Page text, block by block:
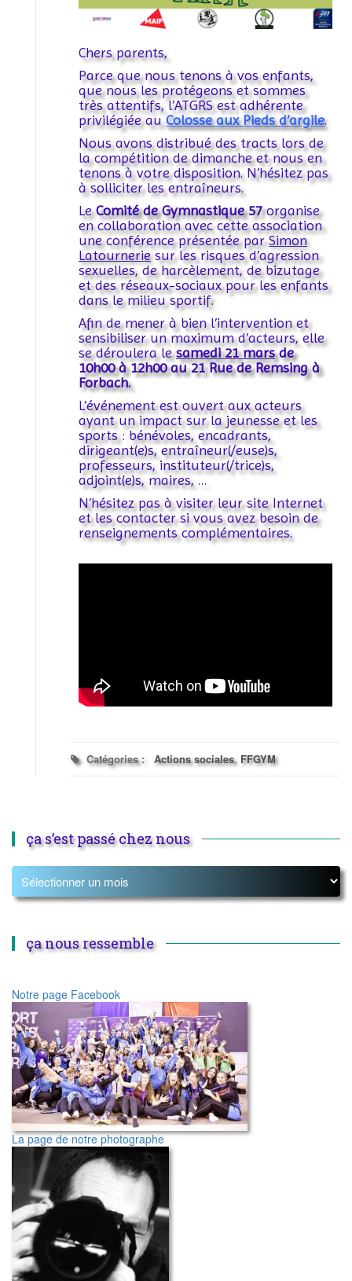
Chers parents,
Parce que nous tenons à vos enfants,
que nous les protégeons et sommes
très attentifs, l’ATGRS est adhérente
privilégiée auColosse aux Pieds d’argile.
Nous avons distribué des tracts lors de
la compétition de dimanche et nous en
tenons à votre disposition. N’hésitez pas
à solliciter les entraîneurs.
LeComité de Gymnastique 57organise
en collaboration avec cette association
une conférence présentée parSimon
Latourneriesur les risques d’agression
sexuelles, de harcèlement, de bizutage
et des réseaux-sociaux pour les enfants
dans le milieu sportif.
Afin de mener à bien l’intervention et
sensibiliser un maximum d’acteurs, elle
se déroulera lesamedi 21 marsde
10h00 à 12h00 au 21 Rue de Remsing à
Forbach.
L’événement est ouvert aux acteurs
ayant un impact sur la jeunesse et les
sports : bénévoles, encadrants,
dirigeant(e)s, entraîneur(/euse)s,
professeurs, instituteur(/trice)s,
adjoint(e)s, maires, …
N’hésitez pas à visiter leur site Internet
et les contacter si vous avez besoin de
renseignements complémentaires.
Catégories : Actions sociales, FFGYM
ça s’est passé chez nous
ça nous ressemble
Notre page Facebook
La page de notre photographe